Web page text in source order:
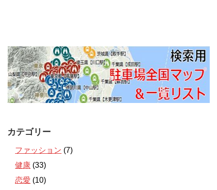
カテゴリー
ファッション (7)
健康 (33)
恋愛 (10)